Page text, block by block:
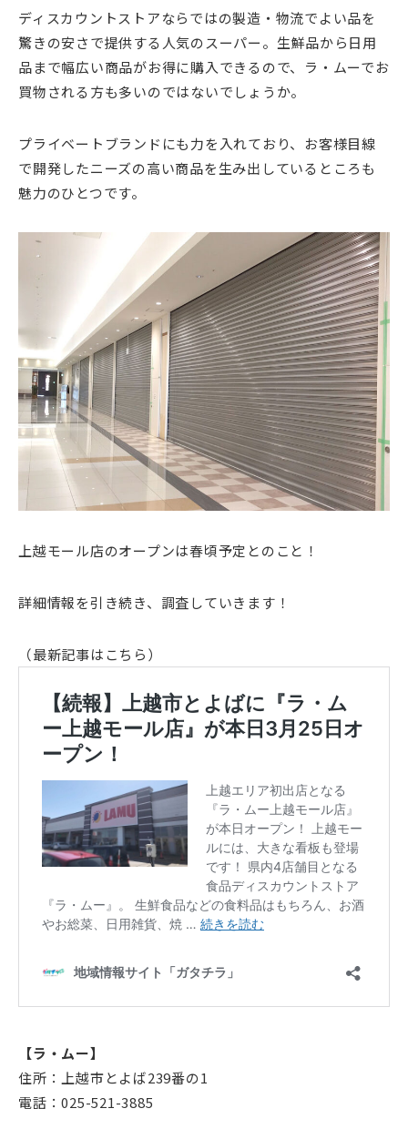
ディスカウントストアならではの製造・物流でよい品を
驚きの安さで提供する人気のスーパー。生鮮品から日用
品まで幅広い商品がお得に購入できるので、ラ・ムーでお
買物される方も多いのではないでしょうか。
プライベートブランドにも力を入れており、お客様目線
で開発したニーズの高い商品を生み出しているところも
魅力のひとつです。
上越モール店のオープンは春頃予定とのこと！
詳細情報を引き続き、調査していきます！
（最新記事はこちら）
【ラ・ムー】
住所：上越市とよば239番の1
電話：025-521-3885